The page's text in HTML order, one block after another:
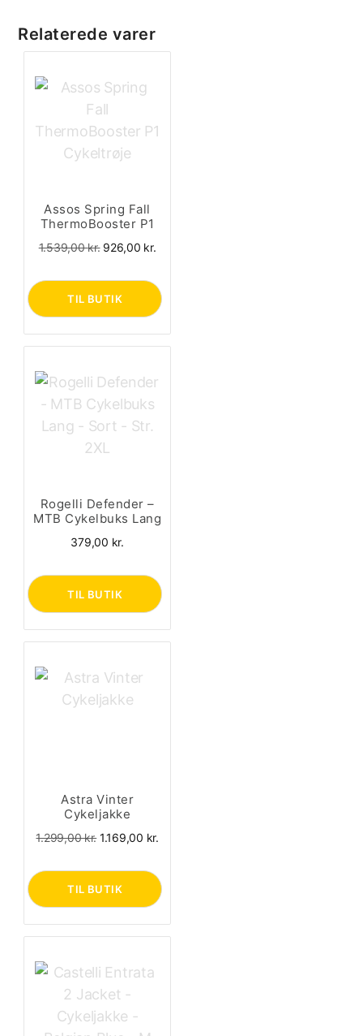
Relaterede varer
Assos Spring Fall
ThermoBooster P1
1.539,00kr. Den
pris
var:
1.539,00 kr..
926,00 kr.
er:
926,00 kr..
TIL BUTIK
Rogelli Defender –
MTB Cykelbuks Lang
379,00 kr.
TIL BUTIK
Astra Vinter
Cykeljakke
1.299,00kr. Den
pris
var:
1.299,00 kr..
1.169,00 kr.
er:
1.169,00 kr..
TIL BUTIK